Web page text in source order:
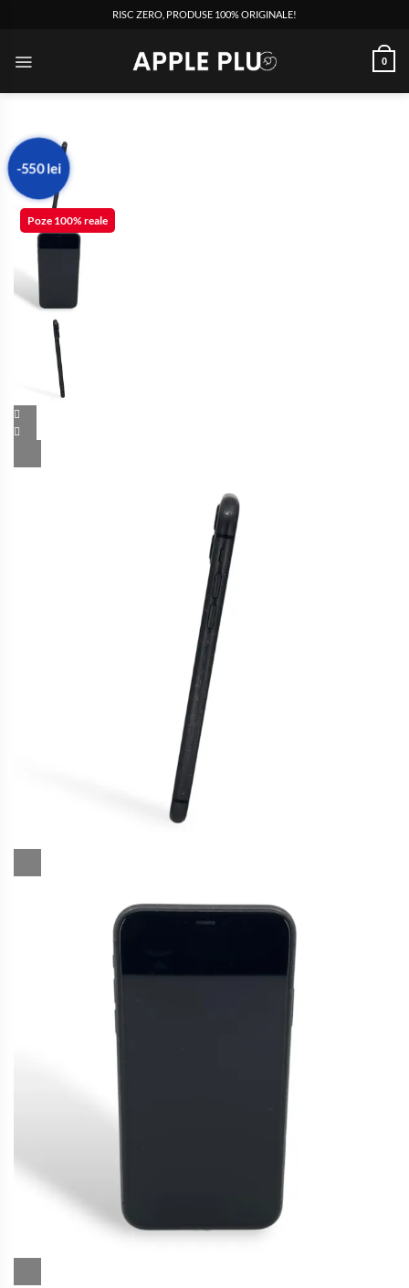
RISC ZERO, PRODUSE 100% ORIGINALE!
0
-550 lei
Poze 100% reale